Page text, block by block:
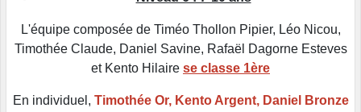
L'équipe composée de Timéo Thollon Pipier, Léo Nicou,
Timothée Claude, Daniel Savine, Rafaël Dagorne Esteves
et Kento Hilaire se classe 1ère
En individuel, Timothée Or, Kento Argent, Daniel Bronze